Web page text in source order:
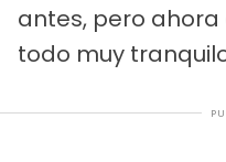
antes, pero
todo muy